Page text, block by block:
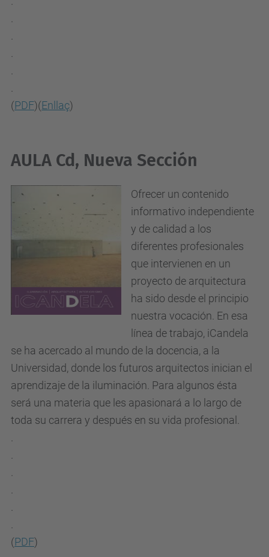
(PDF)(Enllaç)
AULA Cd, Nueva Sección
Ofrecer un contenido
informativo independiente
y de calidad a los
diferentes profesionales
que intervienen en un
proyecto de arquitectura
ha sido desde el principio
nuestra vocación. En esa
línea de trabajo, iCandela
se ha acercado al mundo de la docencia, a la
Universidad, donde los futuros arquitectos inician el
aprendizaje de la iluminación. Para algunos ésta
será una materia que les apasionará a lo largo de
toda su carrera y después en su vida profesional.
(PDF)